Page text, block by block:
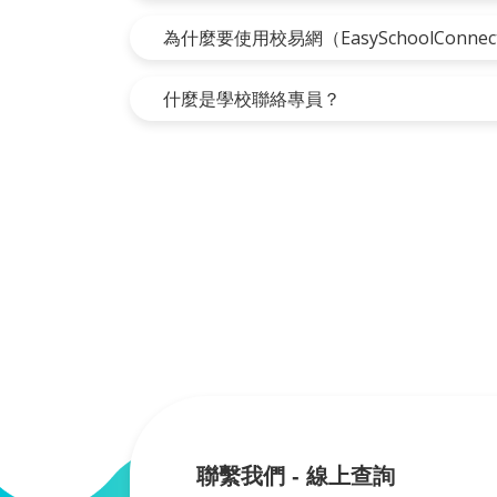
為什麼要使用校易網（
什麼是學校聯絡專員？
聯繫我們 - 線上查詢